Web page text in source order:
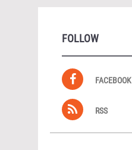
FOLLOW
FACEBOOK
RSS